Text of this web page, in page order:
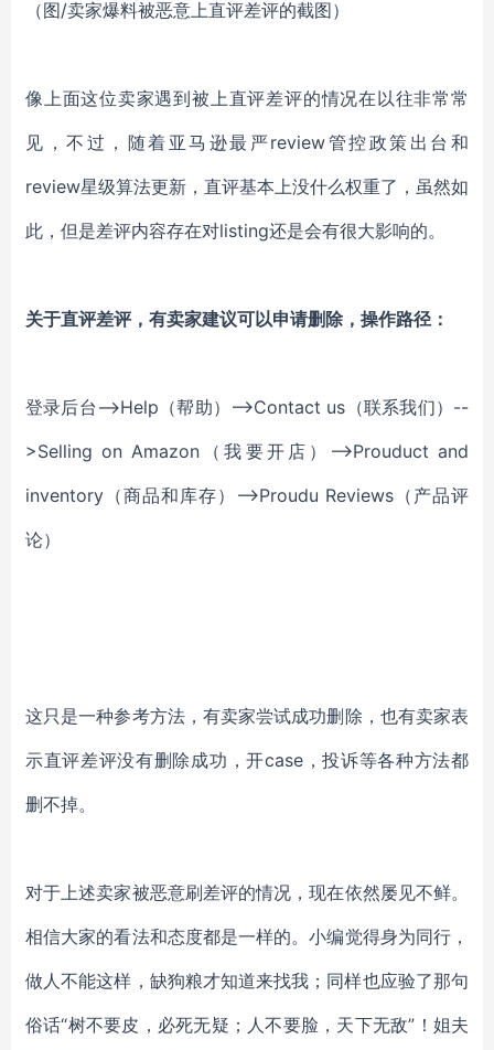
（图/卖家爆料被恶意上直评差评的截图）
像上面这位卖家遇到被上直评差评的情况在以往非常常
见，不过，随着亚马逊最严review管控政策出台和
review星级算法更新，直评基本上没什么权重了，虽然如
此，但是差评内容存在对listing还是会有很大影响的。
关于直评差评，有卖家建议可以申请删除，操作路径：
登录后台-->Help（帮助）-->Contact us（联系我们）--
>Selling on Amazon（我要开店）-->Prouduct and
inventory（商品和库存）-->Proudu Reviews（产品评
论）
这只是一种参考方法，有卖家尝试成功删除，也有卖家表
示直评差评没有删除成功，开case，投诉等各种方法都
删不掉。
对于上述卖家被恶意刷差评的情况，现在依然屡见不鲜。
相信大家的看法和态度都是一样的。小编觉得身为同行，
做人不能这样，缺狗粮才知道来找我；同样也应验了那句
俗话“树不要皮，必死无疑；人不要脸，天下无敌”！姐夫